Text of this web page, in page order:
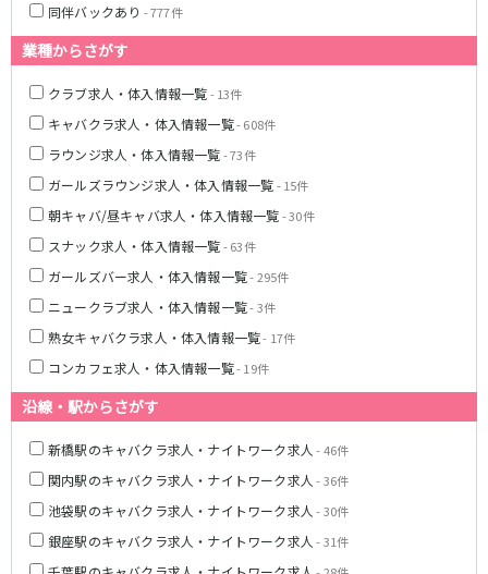
同伴バックあり - 777件
業種からさがす
クラブ求人・体入情報一覧- 13件
キャバクラ求人・体入情報一覧- 608件
ラウンジ求人・体入情報一覧- 73件
ガールズラウンジ求人・体入情報一覧- 15件
朝キャバ/昼キャバ求人・体入情報一覧- 30件
スナック求人・体入情報一覧- 63件
ガールズバー求人・体入情報一覧- 295件
ニュークラブ求人・体入情報一覧- 3件
熟女キャバクラ求人・体入情報一覧- 17件
コンカフェ求人・体入情報一覧- 19件
沿線・駅からさがす
新橋駅のキャバクラ求人・ナイトワーク求人 - 46件
関内駅のキャバクラ求人・ナイトワーク求人 - 36件
池袋駅のキャバクラ求人・ナイトワーク求人 - 30件
銀座駅のキャバクラ求人・ナイトワーク求人 - 31件
該当求人 0件 選択した内容で設定
浦和駅
川口駅
日暮里駅
品川駅
北浦和駅
西川口駅
大井町駅
大森駅
東十条駅
鶴見駅
王子駅
西日暮里駅
さいたま新都心駅
都営浅草線
新橋駅
五反田駅
浅草駅
浅草橋駅
東京メトロ銀座線
新橋駅
銀座駅
上野駅
神田駅
渋谷駅
赤坂見附駅
浅草駅